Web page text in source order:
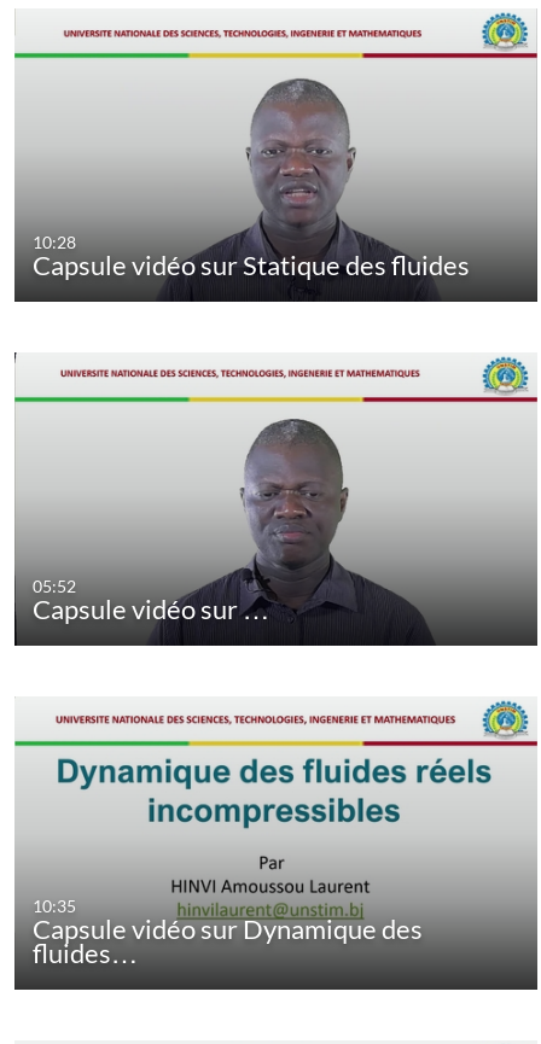
10:28
Capsule vidéo sur Statique des fluides
05:52
Capsule vidéo sur …
10:35
Capsule vidéo sur Dynamique des
fluides…